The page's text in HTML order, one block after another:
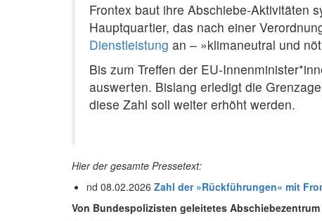
Frontex baut ihre Abschiebe-Aktivitäten
Hauptquartier, das nach einer
Dienstleistung an – »klimaneutral und
Bis zum Treffen der EU-
auswerten. Bislang erledigt die
diese Zahl soll weiter erhöht werden.
Hier der gesamte Pressetext:
nd 08.02.2026 Zahl der »Rückführungen« mit
Von Bundespolizisten geleitetes